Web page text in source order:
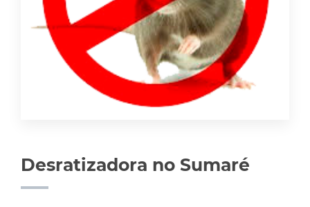
Desratizadora no Sumaré